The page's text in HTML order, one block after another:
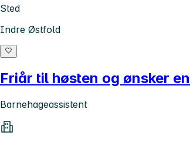
Sted
Indre Østfold
Friår til høsten og ønsker
Barnehageassistent